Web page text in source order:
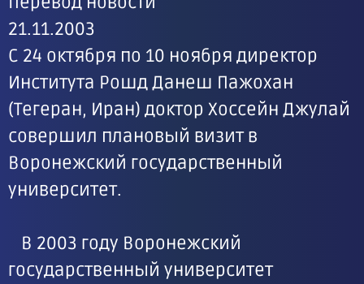
21.11.2003
С 24 октября по 10 ноября директор
Института Рошд Данеш Пажохан
(Тегеран, Иран) доктор Хоссейн Джулай
совершил плановый визит в
Воронежский государственный
университет.
В 2003 году Воронежский
государственный университет